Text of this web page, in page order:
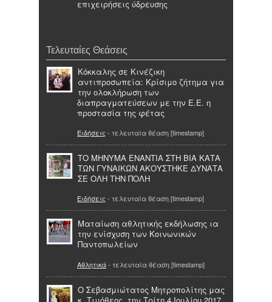
επιχειρήσεις ύδρευσης
Τελευταίες Θεάσεις
Κόκκαλης σε Κινέζικη
αντιπροσωπεία: Κρίσιμο ζήτημα για
την ολοκλήρωση των
διαπραγματεύσεων με την Ε.Ε. η
προστασία της φέτας
Ειδήσεις - τελευταία θέαση [timestamp]
ΤΟ ΜΗΝΥΜΑ ΕΝΑΝΤΙΑ ΣΤΗ ΒΙΑ ΚΑΤΑ
ΤΩΝ ΓΥΝΑΙΚΩΝ ΑΚΟΥΣΤΗΚΕ ΔΥΝΑΤΑ
ΣΕ ΟΛΗ ΤΗΝ ΠΟΛΗ
Ειδήσεις - τελευταία θέαση [timestamp]
Ματαίωση αθλητικής εκδήλωσης ια
την ενίσχυση των Κοινωνικών
Παντοπωλείων
Αθλητικά- τελευταία θέαση [timestamp]
Ο Σεβασμιώτατος Μητροπολίτης μας